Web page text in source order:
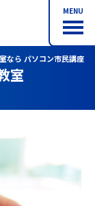
MENU
なら パソコン市民講座
室